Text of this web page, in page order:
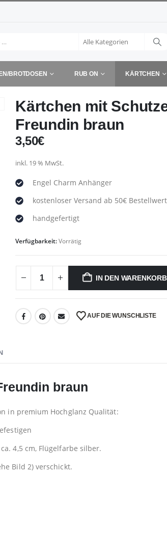
BROTDOSEN RUB ON KÄRTCHEN
Kärtchen mit
Freundin braun
3,50€
inkl. 19 % MwSt.
Engel Charm Anhänger
kostenloser Versand ab 50€ Bestellwert
handgefertigt
Verfügbarkeit:Vorrätig
IN DEN WARENKORB
AUF DIE WUNSCHLISTE
braun
in premium Hochglanz Qualität:
4,5 cm, Flügelfarbe silber.
Bild 2) verschickt.